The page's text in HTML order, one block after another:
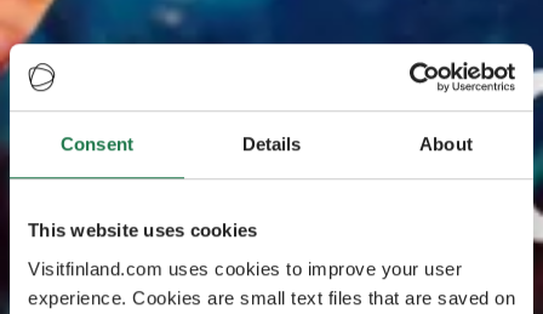
Consent Details About
This website uses cookies
Visitfinland.com uses cookies to improve your user
experience. Cookies are small text files that are saved on